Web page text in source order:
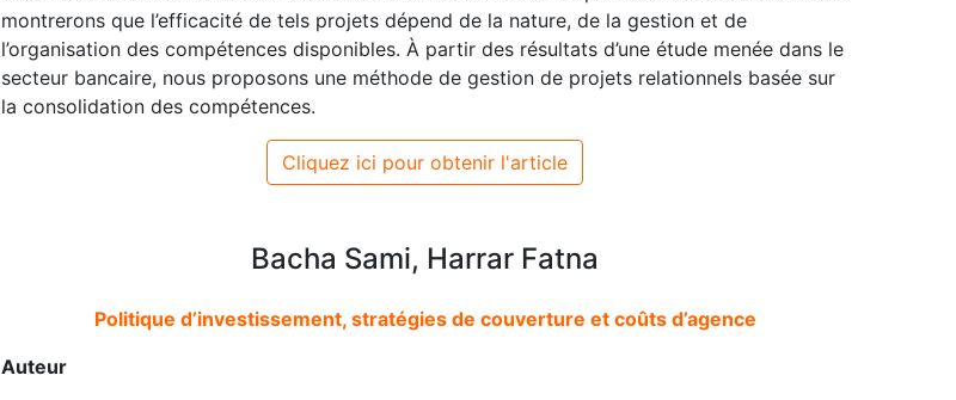
montrerons que l’efficacité de tels projets dépend de la nature, de la gestion et de
l’organisation des compétences disponibles. À partir des résultats d’une étude menée dans le
secteur bancaire, nous proposons une méthode de gestion de projets relationnels basée sur
la consolidation des compétences.
Cliquez ici pour obtenir l'article
Bacha Sami, Harrar Fatna
Politique d’investissement, stratégies de couverture et coûts d’agence
Auteur